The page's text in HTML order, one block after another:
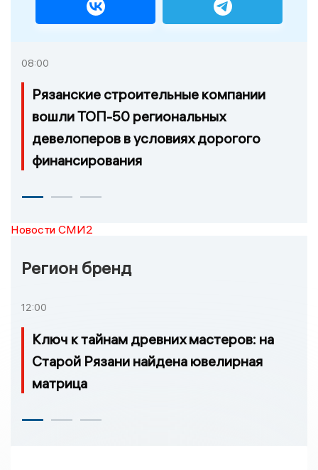
08:00
Рязанские строительные компании
вошли ТОП-50 региональных
девелоперов в условиях дорогого
финансирования
Новости СМИ2
Регион бренд
12:00
Ключ к тайнам древних мастеров: на
Старой Рязани найдена ювелирная
матрица